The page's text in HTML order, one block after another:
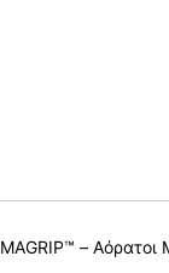
MAGRIP™ – Αόρατοι